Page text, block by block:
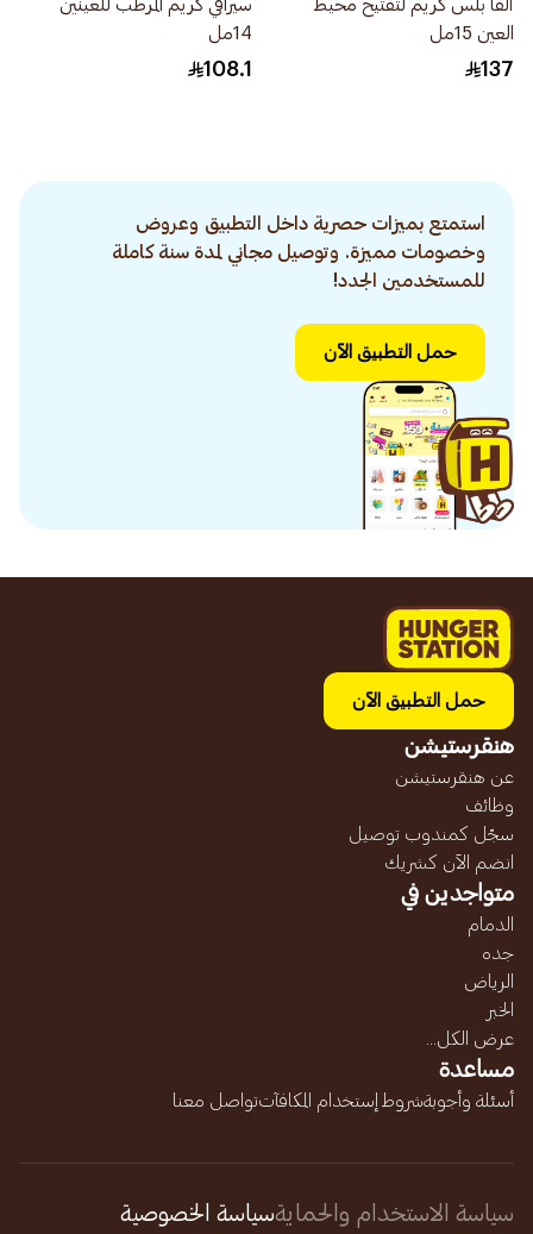
ألفا بلس كريم لتفتيح محيط
العين 15مل
137
سيرافي كريم المرطب للعينين
14مل
108.1
استمتع بميزات حصرية داخل التطبيق وعروض
وخصومات مميزة. وتوصيل مجاني لمدة سنة كاملة
للمستخدمين الجدد!
حمل التطبيق الآن
حمل التطبيق الآن
هنقرستيشن
عن هنقرستيشن
وظائف
سجّل كمندوب توصيل
انضم الآن كشريك
متواجدين في
الدمام
جده
الرياض
الخبر
عرض الكل...
مساعدة
أسئلة وأجوبةشروط إستخدام المكافآتتواصل معنا
سياسة الاستخدام والحمايةسياسة الخصوصية